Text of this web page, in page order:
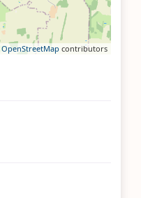
OpenStreetMap contributors